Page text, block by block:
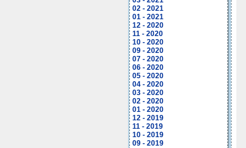
02 - 2021
01 - 2021
12 - 2020
11 - 2020
10 - 2020
09 - 2020
07 - 2020
06 - 2020
05 - 2020
04 - 2020
03 - 2020
02 - 2020
01 - 2020
12 - 2019
11 - 2019
10 - 2019
09 - 2019